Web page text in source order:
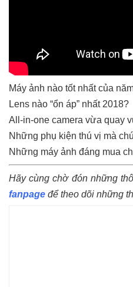
Máy ảnh nào tốt nhất của
Lens nào “ổn áp” nhất 2018?
All-in-one camera vừa quay
Những phụ kiện thú vị mà
Những máy ảnh đáng mua
Hãy cùng chờ đón những
fanpage để theo dõi những